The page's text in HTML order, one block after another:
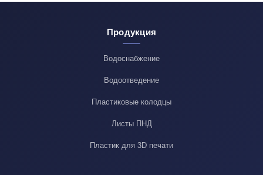
Продукция
Водоснабжение
Водоотведение
Пластиковые колодцы
Листы ПНД
Пластик для 3D печати